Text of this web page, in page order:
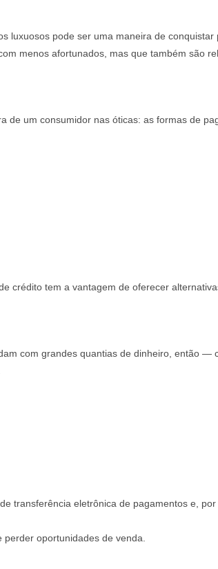
luxuosos pode ser uma maneira de
menos afortunados, mas que também são
um consumidor nas óticas: as formas de
crédito tem a vantagem de oferecer
com grandes quantias de dinheiro, então —
transferência eletrônica de pagamentos e,
oportunidades de venda.